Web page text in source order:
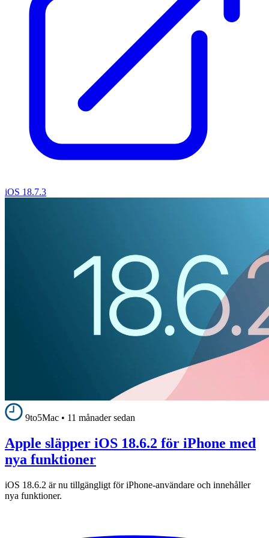
iOS 18.7.3
9to5Mac • 11 månader sedan
Apple släpper iOS 18.6.2 för iPhone med
nya funktioner
iOS 18.6.2 är nu tillgängligt för iPhone-användare och innehåller
nya funktioner.